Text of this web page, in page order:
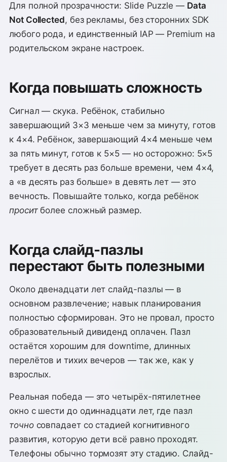
Для полной прозрачности: Slide Puzzle — Data
Not Collected, без рекламы, без сторонних SDK
любого рода, и единственный IAP — Premium на
родительском экране настроек.
Когда повышать сложность
Сигнал — скука. Ребёнок, стабильно
завершающий 3×3 меньше чем за минуту, готов
к 4×4. Ребёнок, завершающий 4×4 меньше чем
за пять минут, готов к 5×5 — но осторожно: 5×5
требует в десять раз больше времени, чем 4×4,
а «в десять раз больше» в девять лет — это
вечность. Повышайте только, когда ребёнок
проситболее сложный размер.
Когда слайд-пазлы
перестают быть полезными
Около двенадцати лет слайд-пазлы — в
основном развлечение; навык планирования
полностью сформирован. Это не провал, просто
образовательный дивиденд оплачен. Пазл
остаётся хорошим для downtime, длинных
перелётов и тихих вечеров — так же, как у
взрослых.
Реальная победа — это четырёх-пятилетнее
окно с шести до одиннадцати лет, где пазл
точносовпадает со стадией когнитивного
развития, которую дети всё равно проходят.
Телефоны обычно тормозят эту стадию. Слайд-